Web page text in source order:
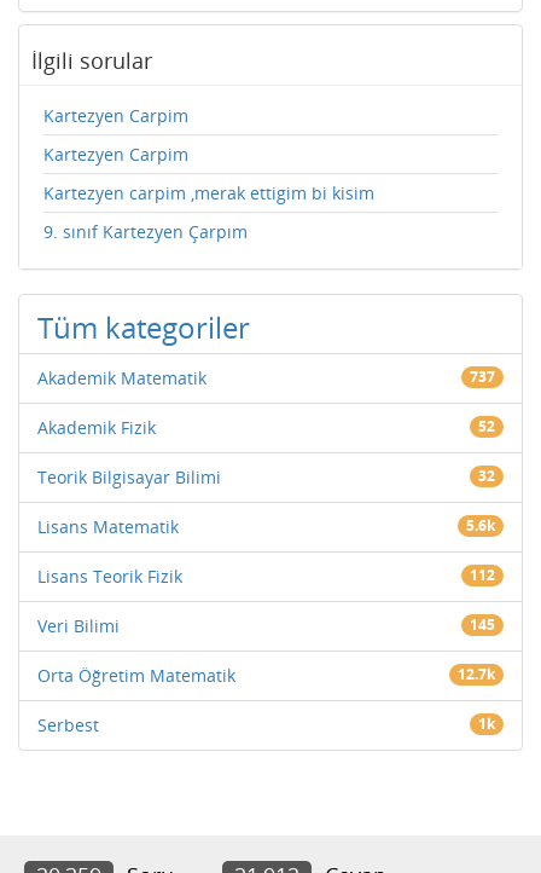
İlgili sorular
Kartezyen Carpim
Kartezyen Carpim
Kartezyen carpim ,merak ettigim bi kisim
9. sınıf Kartezyen Çarpım
Tüm kategoriler
Akademik Matematik 737
Akademik Fizik 52
Teorik Bilgisayar Bilimi 32
Lisans Matematik 5.6k
Lisans Teorik Fizik 112
Veri Bilimi 145
Orta Öğretim Matematik 12.7k
Serbest 1k